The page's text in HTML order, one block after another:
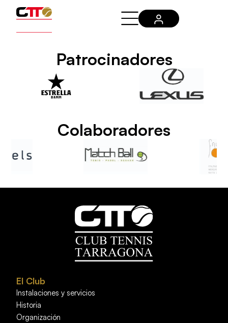
Patrocinadores
Colaboradores
El Club
Instalaciones y servicios
Historia
Organización